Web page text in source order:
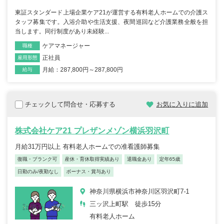
東証スタンダード上場企業ケア21が運営する有料老人ホームでの介護ス
タッフ募集です。入浴介助や生活支援、夜間巡回など介護業務全般を担
当します。同行制度があり未経験...
職種 ケアマネージャー
雇用形態 正社員
給与 月給：287,800円～287,800円
チェックして問合せ・応募する お気に入りに追加
株式会社ケア21 プレザンメゾン横浜羽沢町
月給31万円以上 有料老人ホームでの准看護師募集
復職・ブランク可 産休・育休取得実績あり 退職金あり 定年65歳
日勤のみ/夜勤なし ボーナス・賞与あり
神奈川県横浜市神奈川区羽沢町7-1
三ッ沢上町駅 徒歩15分
有料老人ホーム